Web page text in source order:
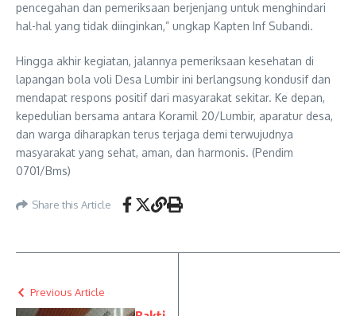
pencegahan dan pemeriksaan berjenjang untuk menghindari
hal-hal yang tidak diinginkan,” ungkap Kapten Inf Subandi.
Hingga akhir kegiatan, jalannya pemeriksaan kesehatan di
lapangan bola voli Desa Lumbir ini berlangsung kondusif dan
mendapat respons positif dari masyarakat sekitar. Ke depan,
kepedulian bersama antara Koramil 20/Lumbir, aparatur desa,
dan warga diharapkan terus terjaga demi terwujudnya
masyarakat yang sehat, aman, dan harmonis. (Pendim
0701/Bms)
Share this Article
Previous Article